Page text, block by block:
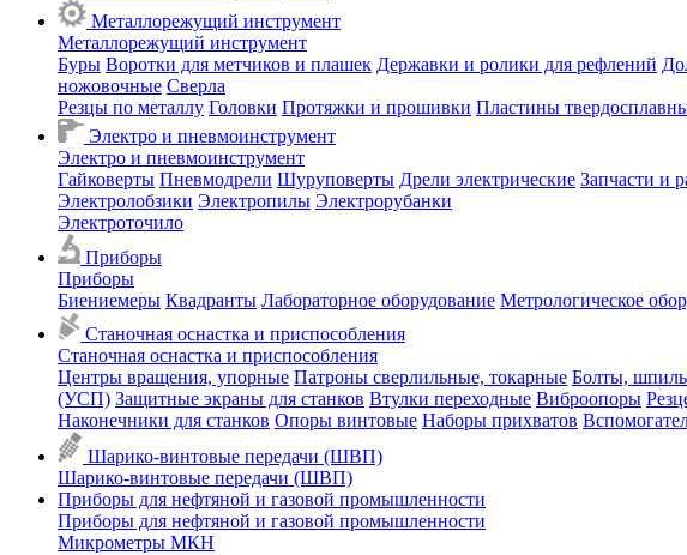
Металлорежущий инструмент
Металлорежущий инструмент
Буры Воротки для метчиков и плашек Державки и ролики для рефлений
ножовочные Сверла
Резцы по металлу Головки Протяжки и прошивки Пластины
Электро и пневмоинструмент
Электро и пневмоинструмент
Гайковерты Пневмодрели Шуруповерты Дрели электрические Запчасти и
Электролобзики Электропилы Электрорубанки
Электроточило
Приборы
Приборы
Биениемеры Квадранты Лабораторное оборудование Метрологическое
Станочная оснастка и приспособления
Станочная оснастка и приспособления
Центры вращения, упорные Патроны сверлильные, токарные Болты,
(УСП) Защитные экраны для станков Втулки переходные Виброопоры
Наконечники для станков Опоры винтовые Наборы прихватов
Шарико-винтовые передачи (ШВП)
Шарико-винтовые передачи (ШВП)
Приборы для нефтяной и газовой промышленности
Приборы для нефтяной и газовой промышленности
Микрометры МКН